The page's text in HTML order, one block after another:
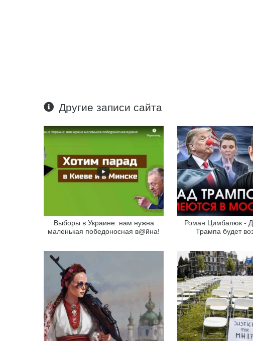
Другие записи сайта
Выборы в Украине: нам нужна
маленькая победоносная в@йна!
Роман Цимбалюк -
Трампа будет